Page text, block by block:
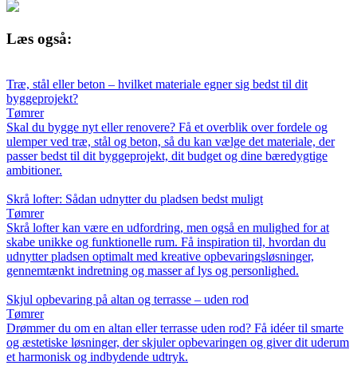
Læs også:
Træ, stål eller beton – hvilket materiale egner sig bedst til dit
byggeprojekt?
Tømrer
Skal du bygge nyt eller renovere? Få et overblik over fordele og
ulemper ved træ, stål og beton, så du kan vælge det materiale, der
passer bedst til dit byggeprojekt, dit budget og dine bæredygtige
ambitioner.
Skrå lofter: Sådan udnytter du pladsen bedst muligt
Tømrer
Skrå lofter kan være en udfordring, men også en mulighed for at
skabe unikke og funktionelle rum. Få inspiration til, hvordan du
udnytter pladsen optimalt med kreative opbevaringsløsninger,
gennemtænkt indretning og masser af lys og personlighed.
Skjul opbevaring på altan og terrasse – uden rod
Tømrer
Drømmer du om en altan eller terrasse uden rod? Få idéer til smarte
og æstetiske løsninger, der skjuler opbevaringen og giver dit uderum
et harmonisk og indbydende udtryk.